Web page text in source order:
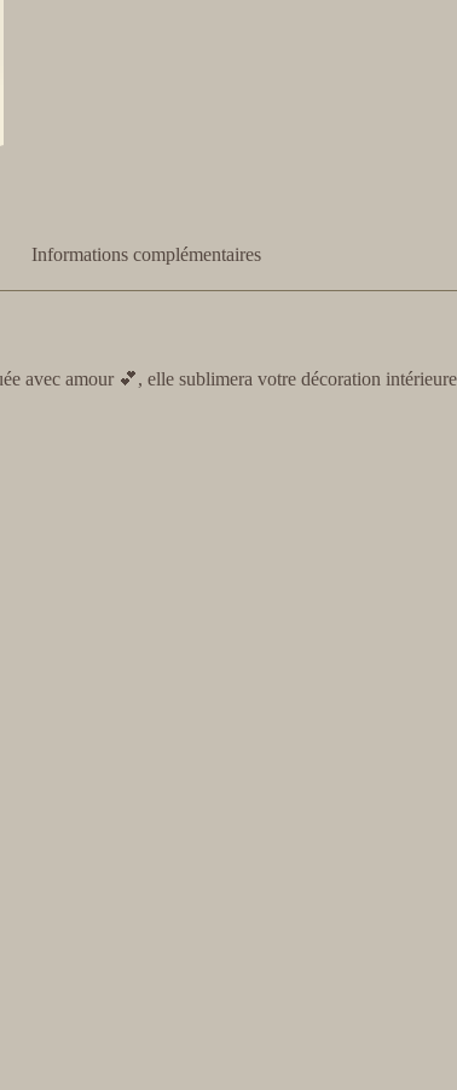
Informations complémentaires
avec amour 💕, elle sublimera votre décoration